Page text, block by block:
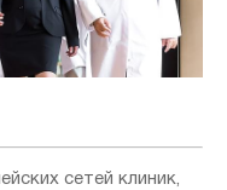
сетей клиник,